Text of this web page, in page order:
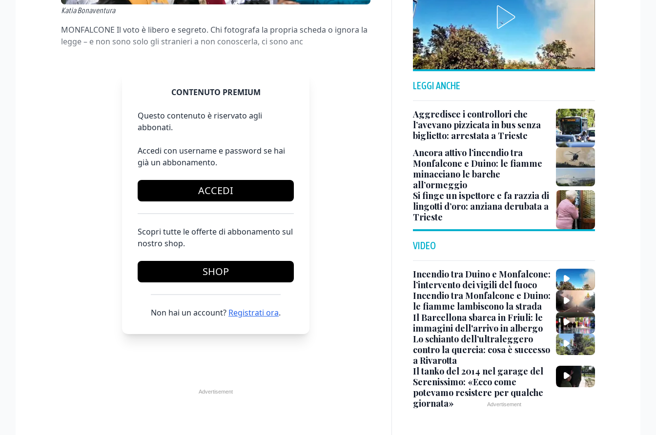
Katia Bonaventura
MONFALCONE Il voto è libero e segreto. Chi fotografa la propria scheda o ignora la
legge – e non sono solo gli stranieri a non conoscerla, ci sono anc
CONTENUTO PREMIUM
Questo contenuto è riservato agli
abbonati.
Accedi con username e password se hai
già un abbonamento.
ACCEDI
Scopri tutte le offerte di abbonamento sul
nostro shop.
SHOP
Non hai un account? Registrati ora.
LEGGI ANCHE
Aggredisce i controllori che
l’avevano pizzicata in bus senza
biglietto: arrestata a Trieste
Ancora attivo l’incendio tra
Monfalcone e Duino: le fiamme
minacciano le barche
all’ormeggio
Si finge un ispettore e fa razzia di
lingotti d’oro: anziana derubata a
Trieste
VIDEO
Incendio tra Duino e Monfalcone:
l’intervento dei vigili del fuoco
Incendio tra Monfalcone e Duino:
le fiamme lambiscono la strada
Il Barcellona sbarca in Friuli: le
immagini dell'arrivo in albergo
Lo schianto dell’ultraleggero
contro la quercia: cosa è successo
a Rivarotta
Il tanko del 2014 nel garage del
Serenissimo: «Ecco come
potevamo resistere per qualche
giornata»